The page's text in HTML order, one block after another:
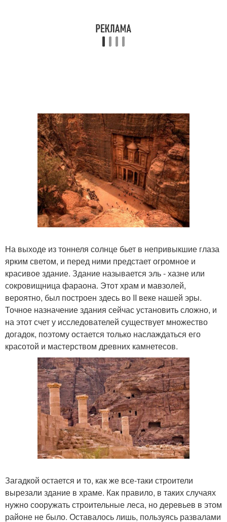
На выходе из тоннеля солнце бьет в непривыкшие глаза
ярким светом, и перед ними предстает огромное и
красивое здание. Здание называется эль - хазне или
сокровищница фараона. Этот храм и мавзолей,
вероятно, был построен здесь во II веке нашей эры.
Точное назначение здания сейчас установить сложно, и
на этот счет у исследователей существует множество
догадок, поэтому остается только наслаждаться его
красотой и мастерством древних камнетесов.
Загадкой остается и то, как же все-таки строители
вырезали здание в храме. Как правило, в таких случаях
нужно сооружать строительные леса, но деревьев в этом
районе не было. Оставалось лишь, пользуясь развалами